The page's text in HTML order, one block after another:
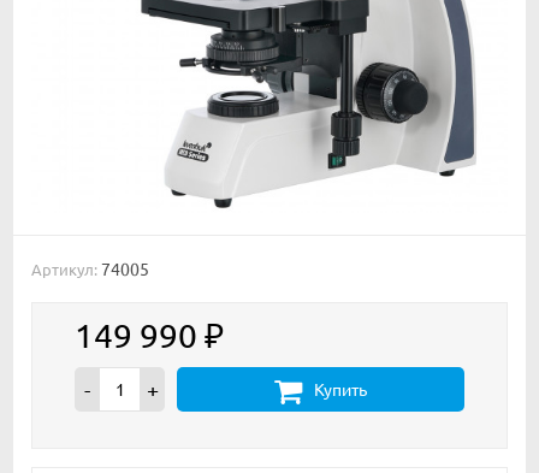
Артикул: 74005
149 990 ₽
- + Купить